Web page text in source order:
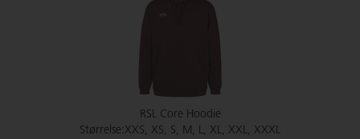
RSL Core Hoodie
Størrelse:XXS, XS, S, M, L, XL, XXL, XXXL